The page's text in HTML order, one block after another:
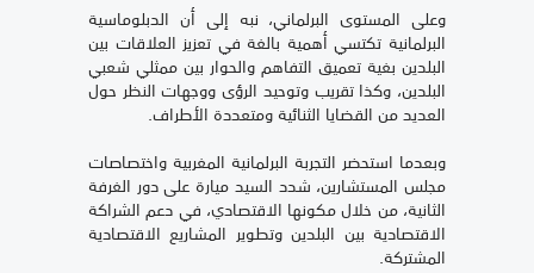
وعلى المستوى البرلماني، نبه إلى أن الدبلوماسية
البرلمانية تكتسي أهمية بالغة في تعزيز العلاقات بين
البلدين بغية تعميق التفاهم والحوار بين ممثلي شعبي
البلدين، وكذا تقريب وتوحيد الرؤى ووجهات النظر حول
العديد من القضايا الثنائية ومتعددة الأطراف.
وبعدما استحضر التجربة البرلمانية المغربية واختصاصات
مجلس المستشارين، شدد السيد ميارة على دور الغرفة
الثانية، من خلال مكونها الاقتصادي، في دعم الشراكة
الاقتصادية بين البلدين وتطوير المشاريع الاقتصادية
المشتركة.